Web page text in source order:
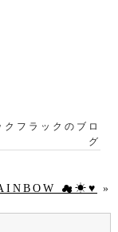
クフラックのブロ
グ
☁☀♥ »